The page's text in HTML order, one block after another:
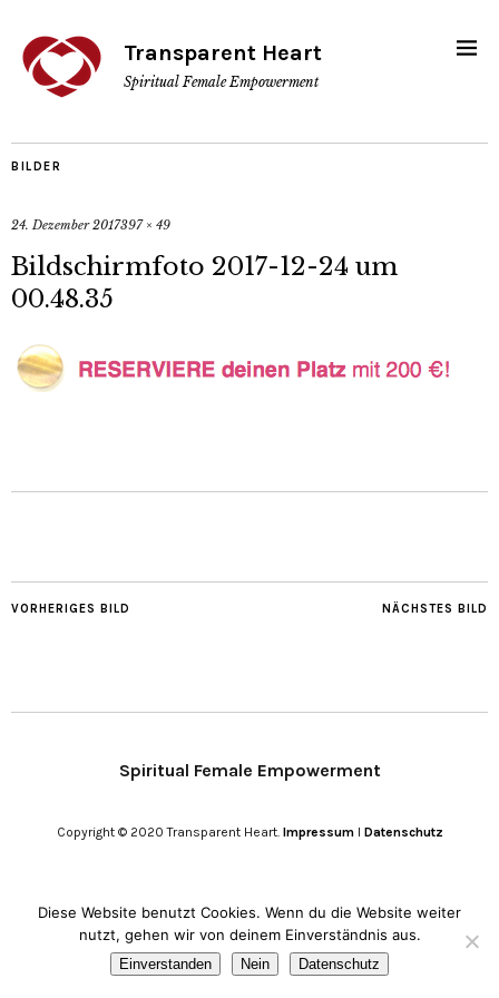
Transparent Heart
Spiritual Female Empowerment
BILDER
24. Dezember 2017397 × 49
Bildschirmfoto 2017-12-24 um
00.48.35
NÄCHSTES BILD
VORHERIGES BILD
Spiritual Female Empowerment
Copyright © 2020 Transparent Heart. ImpressumI Datenschutz
Diese Website benutzt Cookies. Wenn du die Website weiter
nutzt, gehen wir von deinem Einverständnis aus.
Einverstanden Nein Datenschutz